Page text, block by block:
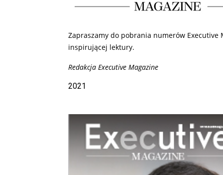
Zapraszamy do pobrania numerów Executive
inspirującej lektury.
Redakcja Executive Magazine
2021